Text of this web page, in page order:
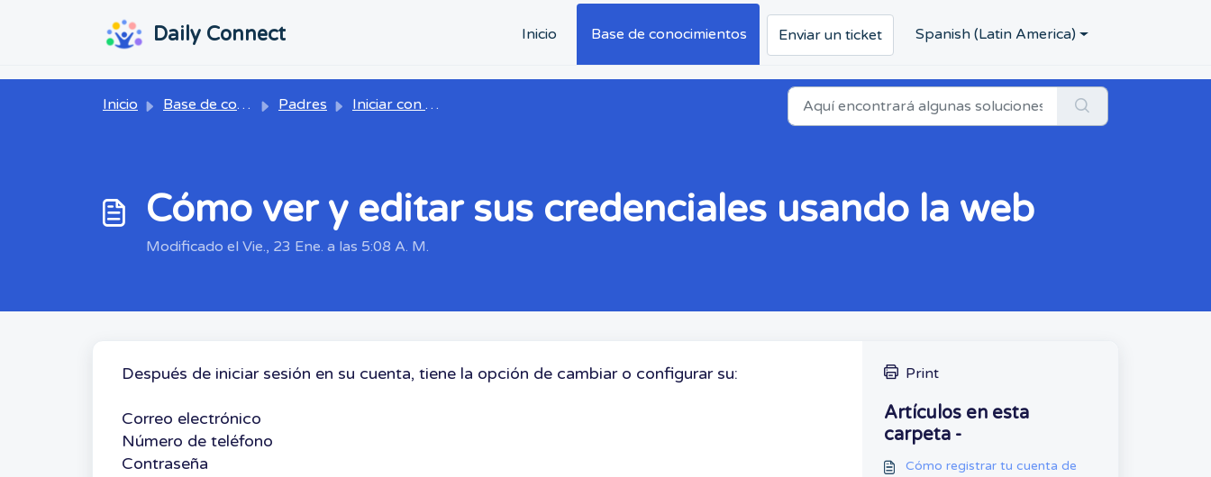
Daily Connect Inicio Base de conocimientos Enviar un ticket Spanish (Latin America)
Inicio Base de conocimientos Padres Iniciar con Daily Connect
Cómo ver y editar sus credenciales usando la web
Modificado el Vie., 23 Ene. a las 5:08 A. M.
Después de iniciar sesión en su cuenta, tiene la opción de cambiar o configurar su:
Correo electrónico
Número de teléfono
Contraseña
Print
Artículos en esta
carpeta -
Cómo registrar tu cuenta de